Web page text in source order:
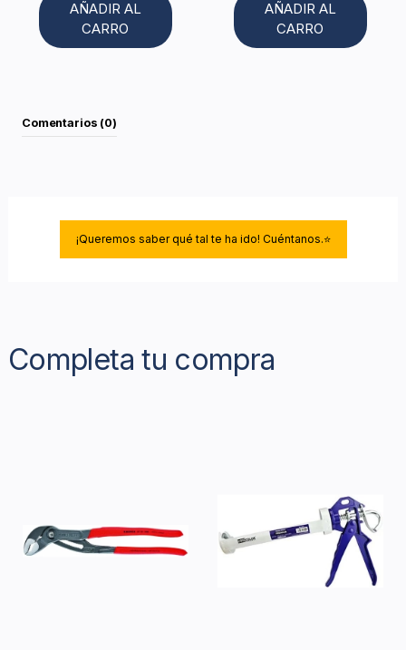
AÑADIR AL
CARRO
AÑADIR AL
CARRO
Comentarios (0)
¡Queremos saber qué tal te ha ido! Cuéntanos.⭐
Completa tu compra